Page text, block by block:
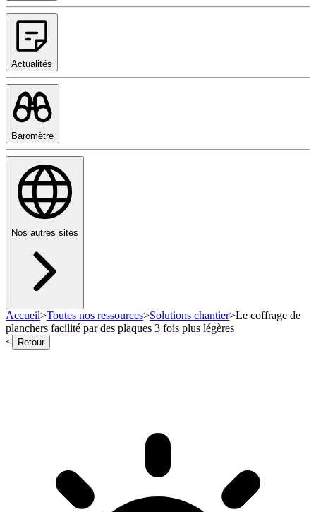
Actualités
Baromètre
Nos autres sites
Accueil>Toutes nos ressources>Solutions chantier>Le coffrage de
planchers facilité par des plaques 3 fois plus légères
<
Retour